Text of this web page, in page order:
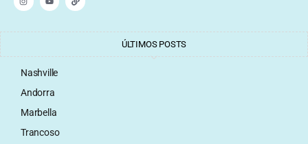
ÚLTIMOS POSTS
Nashville
Andorra
Marbella
Trancoso